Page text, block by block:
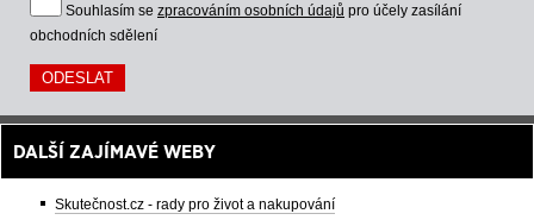
Souhlasím se zpracováním osobních údajů pro účely zasílání
obchodních sdělení
DALŠÍ ZAJÍMAVÉ WEBY
Skutečnost.cz - rady pro život a nakupování